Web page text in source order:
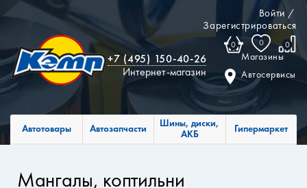
Войти /
Зарегистрироваться
0 0 0
Магазины
Автосервисы
+7 (495) 150-40-26
Интернет-магазин
Автотовары Автозапчасти
Шины, диски,
АКБ
Гипермаркет
Мангалы, коптильни